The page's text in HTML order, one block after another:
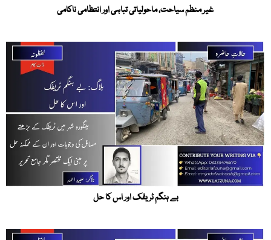
غیر منظم سیاحت، ماحولیاتی تباہی اور انتظامی ناکامی
بے ہنگم ٹریفک اور اس کا حل